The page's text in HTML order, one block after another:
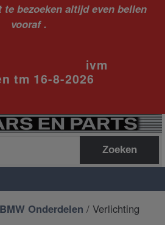
bezoeken altijd even bellen
vooraf .
tm 16-8-2026
Zoeken
Onderdelen / Verlichting